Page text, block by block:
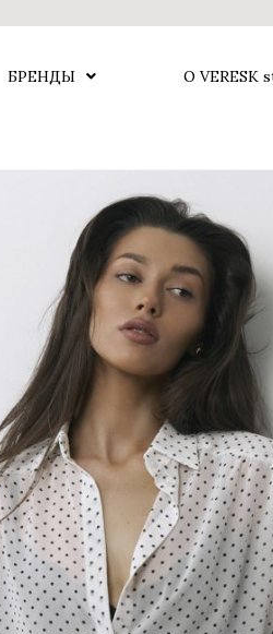
БРЕНДЫ О VERESK